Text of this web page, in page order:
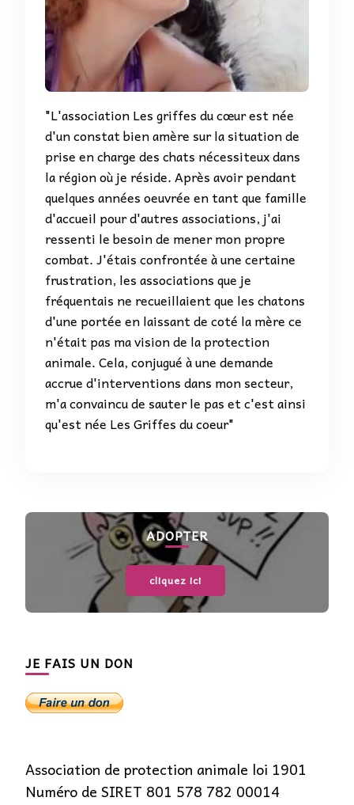
"L'association Les griffes du cœur est née
d'un constat bien amère sur la situation de
prise en charge des chats nécessiteux dans
la région où je réside. Après avoir pendant
quelques années oeuvrée en tant que famille
d'accueil pour d'autres associations, j'ai
ressenti le besoin de mener mon propre
combat. J'étais confrontée à une certaine
frustration, les associations que je
fréquentais ne recueillaient que les chatons
d'une portée en laissant de coté la mère ce
n'était pas ma vision de la protection
animale. Cela, conjugué à une demande
accrue d'interventions dans mon secteur,
m'a convaincu de sauter le pas et c'est ainsi
qu'est née Les Griffes du coeur"
ADOPTER
cliquez ici
JE FAIS UN DON
Association de protection animale loi 1901
Numéro de SIRET 801 578 782 00014